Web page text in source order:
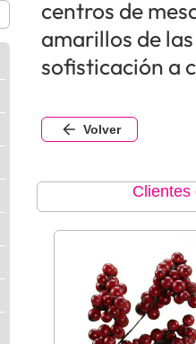
centros de
amarillos de
sofisticación a
Volver
Clientes